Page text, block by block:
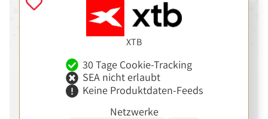
XTB
30 Tage Cookie-Tracking
SEA nicht erlaubt
Keine Produktdaten-Feeds
Netzwerke